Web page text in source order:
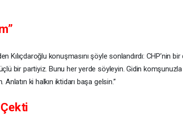
Kılıçdaroğlu konuşmasını şöyle sonlandırdı: CHP’nin
bir partiyiz. Bunu her yerde söyleyin. Gidin
ki halkın iktidarı başa gelsin.”